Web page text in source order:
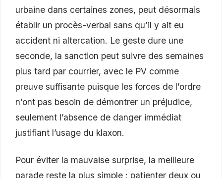
urbaine dans certaines zones, peut désormais
établir un procès-verbal sans qu’il y ait eu
accident ni altercation. Le geste dure une
seconde, la sanction peut suivre des semaines
plus tard par courrier, avec le PV comme
preuve suffisante puisque les forces de l’ordre
n’ont pas besoin de démontrer un préjudice,
seulement l’absence de danger immédiat
justifiant l’usage du klaxon.
Pour éviter la mauvaise surprise, la meilleure
parade reste la plus simple : patienter deux ou